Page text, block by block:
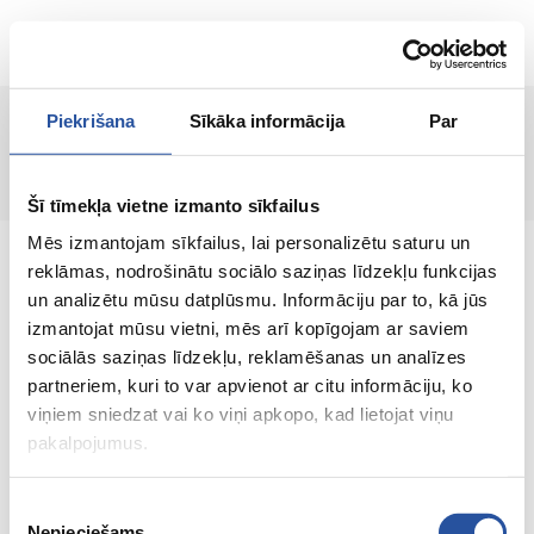
Piekrišana Sīkāka informācija Par
Šī tīmekļa vietne izmanto sīkfailus
Mēs izmantojam sīkfailus, lai personalizētu saturu un
reklāmas, nodrošinātu sociālo saziņas līdzekļu funkcijas
un analizētu mūsu datplūsmu. Informāciju par to, kā jūs
izmantojat mūsu vietni, mēs arī kopīgojam ar saviem
sociālās saziņas līdzekļu, reklamēšanas un analīzes
partneriem, kuri to var apvienot ar citu informāciju, ko
viņiem sniedzat vai ko viņi apkopo, kad lietojat viņu
pakalpojumus.
RU
Страница не найдена!
Интернет-магазин с выгодными ценами и
качественными товарами, где
удовлетворённость клиента является нашей
главной ценностью.
Vse dlja vashego doma i sada!